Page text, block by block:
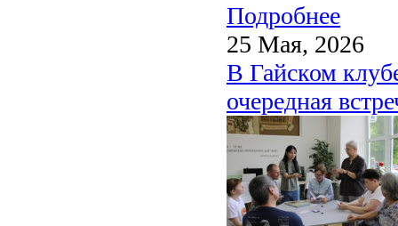
Подробнее
25 Мая, 2026
В Гайском
очередная